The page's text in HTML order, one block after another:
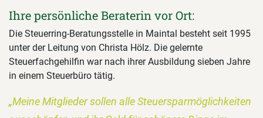
Ihre persönliche Beraterin vor Ort:
Die Steuerring-Beratungsstelle in Maintal besteht seit 1995
unter der Leitung von Christa Hölz. Die gelernte
Steuerfachgehilfin war nach ihrer Ausbildung sieben Jahre
in einem Steuerbüro tätig.
„Meine Mitglieder sollen alle Steuersparmöglichkeiten